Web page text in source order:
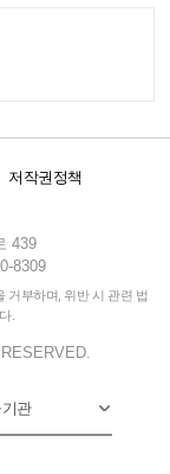
저작권정책
439
8309
거부하며, 위반 시 관련 법
.
관